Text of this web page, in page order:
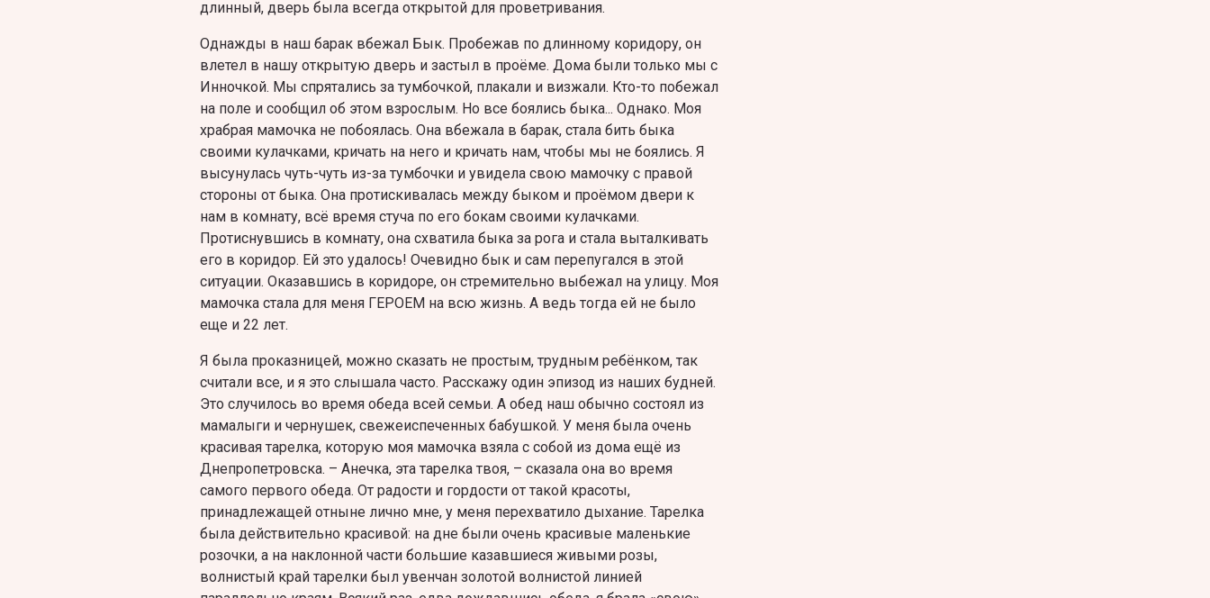
длинный, дверь была всегда открытой для проветривания.
Однажды в наш барак вбежал Бык. Пробежав по длинному коридору, он
влетел в нашу открытую дверь и застыл в проёме. Дома были только мы с
Инночкой. Мы спрятались за тумбочкой, плакали и визжали. Кто-то побежал
на поле и сообщил об этом взрослым. Но все боялись быка... Однако. Моя
храбрая мамочка не побоялась. Она вбежала в барак, стала бить быка
своими кулачками, кричать на него и кричать нам, чтобы мы не боялись. Я
высунулась чуть-чуть из-за тумбочки и увидела свою мамочку с правой
стороны от быка. Она протискивалась между быком и проёмом двери к
нам в комнату, всё время стуча по его бокам своими кулачками.
Протиснувшись в комнату, она схватила быка за рога и стала выталкивать
его в коридор. Ей это удалось! Очевидно бык и сам перепугался в этой
ситуации. Оказавшись в коридоре, он стремительно выбежал на улицу. Моя
мамочка стала для меня ГЕРОЕМ на всю жизнь. А ведь тогда ей не было
еще и 22 лет.
Я была проказницей, можно сказать не простым, трудным ребёнком, так
считали все, и я это слышала часто. Расскажу один эпизод из наших будней.
Это случилось во время обеда всей семьи. А обед наш обычно состоял из
мамалыги и чернушек, свежеиспеченных бабушкой. У меня была очень
красивая тарелка, которую моя мамочка взяла с собой из дома ещё из
Днепропетровска. – Анечка, эта тарелка твоя, – сказала она во время
самого первого обеда. От радости и гордости от такой красоты,
принадлежащей отныне лично мне, у меня перехватило дыхание. Тарелка
была действительно красивой: на дне были очень красивые маленькие
розочки, а на наклонной части большие казавшиеся живыми розы,
волнистый край тарелки был увенчан золотой волнистой линией